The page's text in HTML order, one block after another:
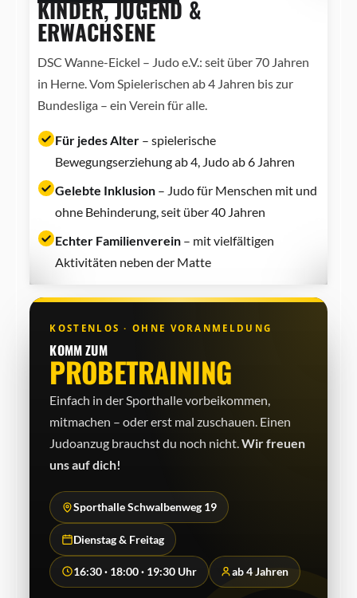
KINDER, JUGEND &
ERWACHSENE
DSC Wanne-Eickel – Judo e.V.: seit über 70 Jahren
in Herne. Vom Spielerischen ab 4 Jahren bis zur
Bundesliga – ein Verein für alle.
Für jedes Alter– spielerische
Bewegungserziehung ab 4, Judo ab 6 Jahren
Gelebte Inklusion– Judo für Menschen mit und
ohne Behinderung, seit über 40 Jahren
Echter Familienverein– mit vielfältigen
Aktivitäten neben der Matte
KOSTENLOS · OHNE VORANMELDUNG
KOMM ZUM
PROBETRAINING
Einfach in der Sporthalle vorbeikommen,
mitmachen – oder erst mal zuschauen. Einen
Judo­anzug brauchst du noch nicht.Wir freuen
uns auf dich!
Sporthalle Schwalbenweg 19
Dienstag & Freitag
16:30 · 18:00 · 19:30 Uhr ab 4 Jahren